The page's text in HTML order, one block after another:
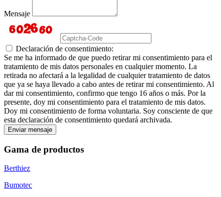
Mensaje
Declaración de consentimiento:
Se me ha informado de que puedo retirar mi consentimiento para el
tratamiento de mis datos personales en cualquier momento. La
retirada no afectará a la legalidad de cualquier tratamiento de datos
que ya se haya llevado a cabo antes de retirar mi consentimiento. Al
dar mi consentimiento, confirmo que tengo 16 años o más. Por la
presente, doy mi consentimiento para el tratamiento de mis datos.
Doy mi consentimiento de forma voluntaria. Soy consciente de que
esta declaración de consentimiento quedará archivada.
Enviar mensaje
Gama de productos
Berthiez
Bumotec